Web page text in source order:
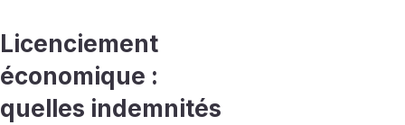
Licenciement
économique :
quelles indemnités